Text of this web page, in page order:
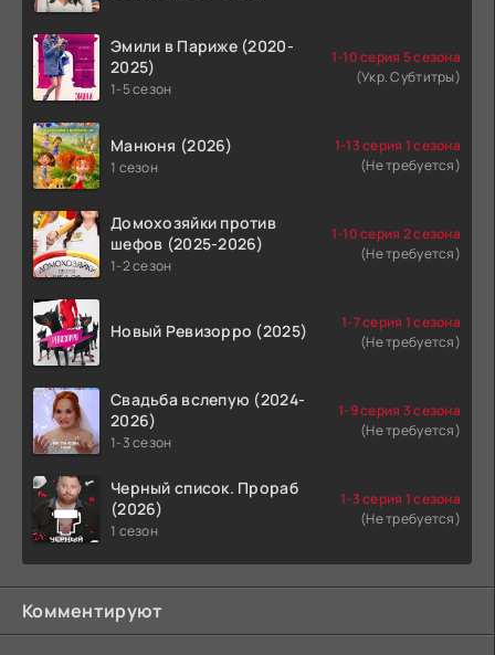
Эмили в Париже (2020-
2025)
1-5 сезон
1-10 серия 5 сезона
(Укр. Субтитры)
Манюня (2026)
1 сезон
1-13 серия 1 сезона
(Не требуется)
Домохозяйки против
шефов (2025-2026)
1-2 сезон
1-10 серия 2 сезона
(Не требуется)
Новый Ревизорро (2025)
1-7 серия 1 сезона
(Не требуется)
Свадьба вслепую (2024-
2026)
1-3 сезон
1-9 серия 3 сезона
(Не требуется)
Черный список. Прораб
(2026)
1 сезон
1-3 серия 1 сезона
(Не требуется)
Комментируют